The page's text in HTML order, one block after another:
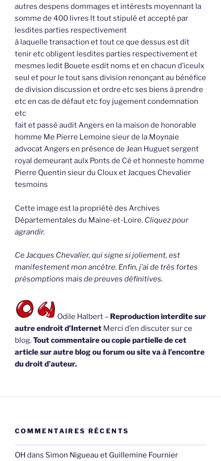
autres despens dommages et intérests moyennant la
somme de 400 livres lt tout stipulé et accepté par
lesdites parties respectivement
à laquelle transaction et tout ce que dessus est dit
tenir etc obligent lesdites parties respectivement et
mesmes ledit Bouete esdit noms et en chacun d’iceulx
seul et pour le tout sans division renonçant au bénéfice
de division discussion et ordre etc ses biens à prendre
etc en cas de défaut etc foy jugement condemnation
etc
fait et passé audit Angers en la maison de honorable
homme Me Pierre Lemoine sieur de la Moynaie
advocat Angers en présence de Jean Huguet sergent
royal demeurant aulx Ponts de Cé et honneste homme
Pierre Quentin sieur du Cloux et Jacques Chevalier
tesmoins
Cette image est la propriété des Archives
Départementales du Maine-et-Loire. Cliquez pour
agrandir.
Ce Jacques Chevalier, qui signe si joliement, est
manifestement mon ancêtre. Enfin, j’ai de très fortes
présomptions mais de preuves définitives.
Odile Halbert – Reproduction interdite sur
autre endroit d’Internet Merci d’en discuter sur ce
blog.Tout commentaire ou copie partielle de cet
article sur autre blog ou forum ou site va à l’encontre
du droit d’auteur.
COMMENTAIRES RÉCENTS
OH dans Simon Nigueau et Guillemine Fournier